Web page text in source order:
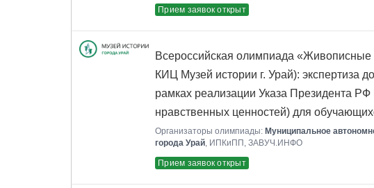
Прием заявок открыт
Всероссийская олимпиада
КИЦ Музей истории г. Урай): экспертиза
рамках реализации Указа Президента
нравственных ценностей) для
Организаторы олимпиады: Муниципальное
города Урай, ИПКиПП, ЗАВУЧ.ИНФО
Прием заявок открыт